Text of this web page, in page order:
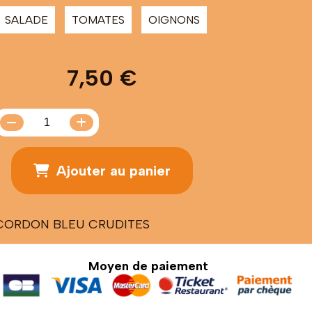
SALADE TOMATES OIGNONS
7,50 €
Ajouter au panier
BLEU CRUDITES
Moyen de paiement